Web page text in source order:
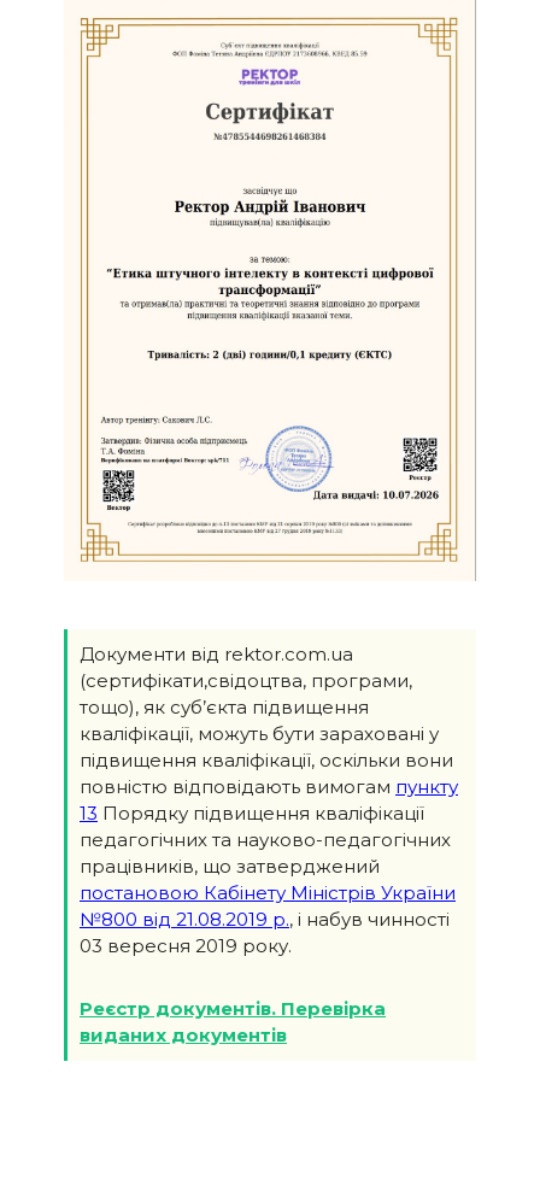
Документи від rektor.com.ua
(сертифікати,свідоцтва, програми,
тощо), як суб’єкта підвищення
кваліфікації, можуть бути зараховані у
підвищення кваліфікації, оскільки вони
повністю відповідають вимогам пункту
13 Порядку підвищення кваліфікації
педагогічних та науково-педагогічних
працівників, що затверджений
постановою Кабінету Міністрів України
№800 від 21.08.2019 р., і набув чинності
03 вересня 2019 року.
Реєстр документів. Перевірка
виданих документів